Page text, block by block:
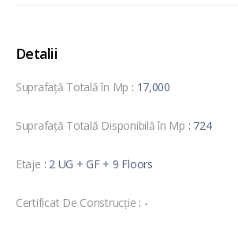
Detalii
Suprafață Totală în Mp : 17,000
Suprafață Totală Disponibilă în Mp : 724
Etaje : 2 UG + GF + 9 Floors
Certificat De Construcție : -